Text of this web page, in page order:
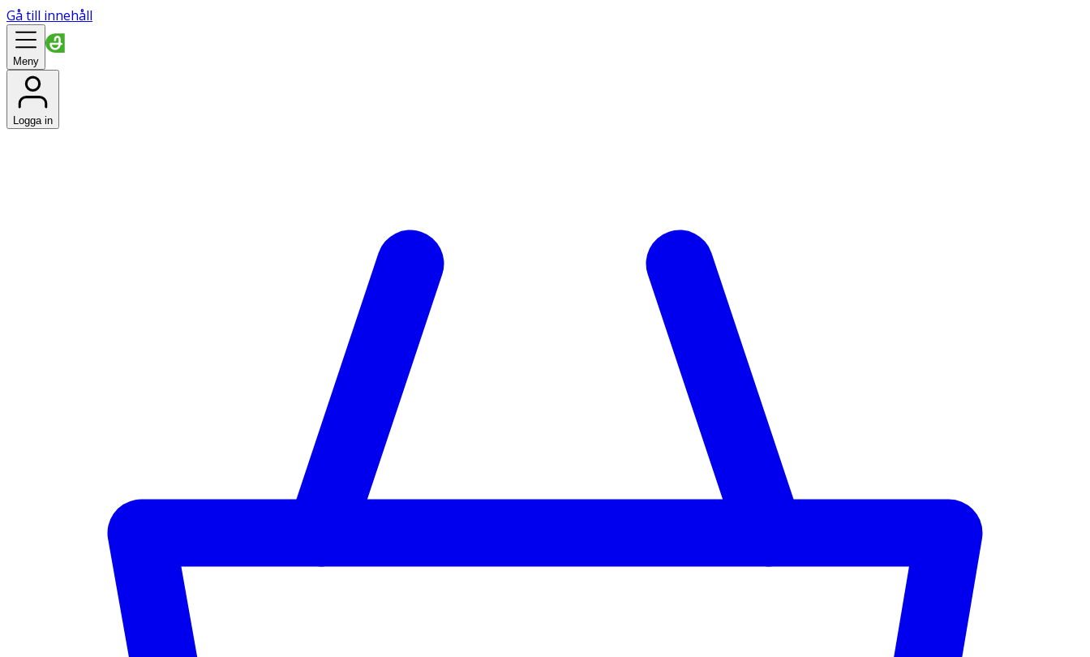
Gå till innehåll
Meny
Logga in